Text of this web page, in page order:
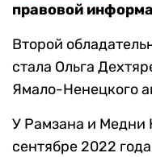
правовой
Второй
стала Ольга
Ямало-Ненецкого
У Рамзана и Медни
сентябре 2022